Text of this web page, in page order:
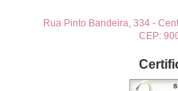
Rua Pinto Bandeira, 334-
CEP: